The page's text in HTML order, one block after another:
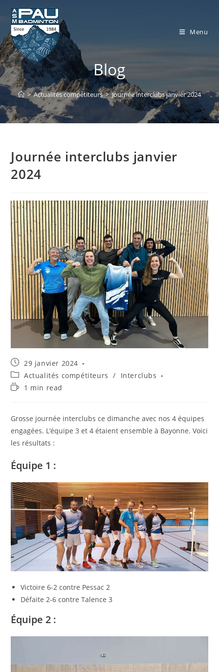
Skip
content
Menu
Blog
> Actualités compétiteurs > Journée interclubs janvier 2024
Journée interclubs janvier
2024
Publication
publiée :
29 janvier 2024
Post
category:
Actualités compétiteurs /
Interclubs
Temps1 min read
Grosse journée interclubs ce dimanche avec nos 4 équipes
engagées. L’équipe 3 et 4 étaient ensemble à Bayonne. Voici
les résultats :
Équipe 1 :
Victoire 6-2 contre Pessac 2
Défaite 2-6 contre Talence 3
Équipe 2 :